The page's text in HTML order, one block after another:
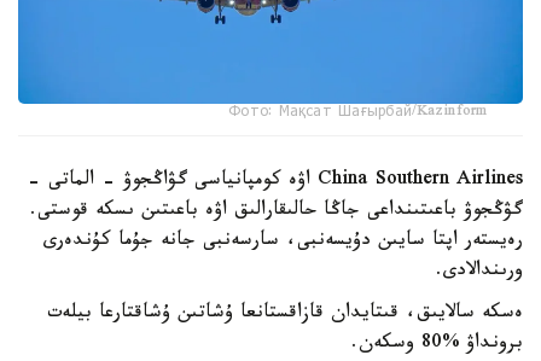
Фото: Мақсат Шағырбай/Kazinform
China Southern Airlines اۋە كومپانياسى گۋاڭجوۋ - الماتى -
گۋڭجوۋ باعىتىنداعى جاڭا حالىقارالىق اۋە باعىتىن ىسكە قوستى.
رەيستەر اپتا سايىن دۇيسەنبى، سارسەنبى جانە جۇما كۇندەرى
ورىندالادى.
ەسكە سالايىق، قىتايدان قازاقستانعا ۇشاتىن ۇشاقتارعا بيلەت
برونداۋ %80 وسكەن.